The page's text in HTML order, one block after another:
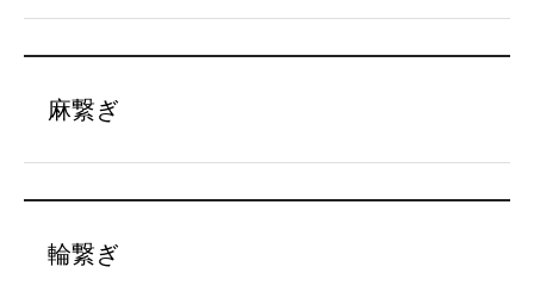
麻繋ぎ
輪繋ぎ